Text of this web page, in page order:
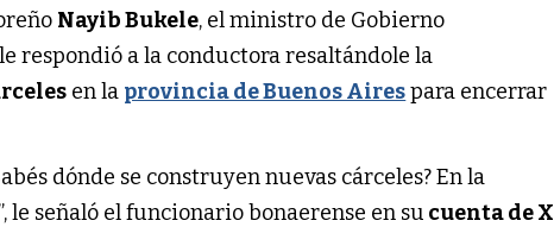
Nayib Bukele, el ministro de Gobierno
respondió a la conductora resaltándole la
en la provincia de Buenos Airespara encerrar
dónde se construyen nuevas cárceles? En la
le señaló el funcionario bonaerense en su cuenta de X